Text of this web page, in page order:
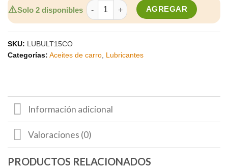
⚠️Solo 2 disponibles
ACEITE LUBRITEK SYN 5W 30 SN
AGREGAR
SKU: LUBULT15CO
Categorías: Aceites de carro Lubricantes
Información adicional
Valoraciones (0)